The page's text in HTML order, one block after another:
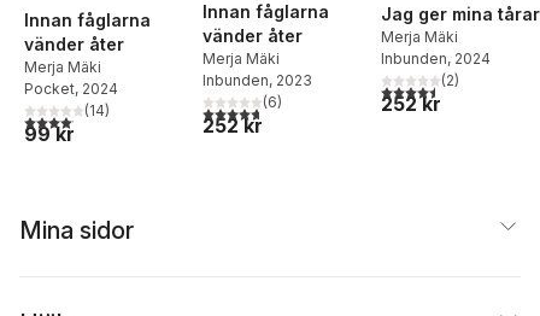
Innan fåglarna
vänder åter
Merja Mäki
Pocket, 2024
4,1utav 5 stjärnor. Totalt antal röster:
(14)
99 kr
Innan fåglarna
vänder åter
Merja Mäki
Inbunden, 2023
4,7utav 5 stjärnor. Totalt antal röster:
(6)
252 kr
Jag ger mina tårar
Merja Mäki
Inbunden, 2024
4,5utav 5 stjärnor.
(2)
252 kr
Mina sidor